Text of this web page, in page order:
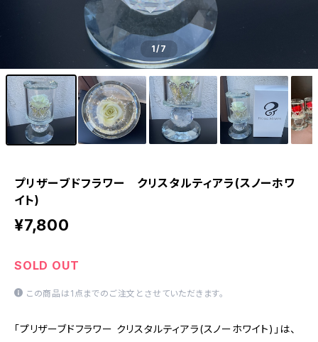
1/7
プリザーブドフラワー クリスタルティアラ(スノーホワ
イト)
¥7,800
SOLD OUT
この商品は1点までのご注文とさせていただきます。
「プリザーブドフラワー クリスタルティアラ(スノーホワイト)」は、